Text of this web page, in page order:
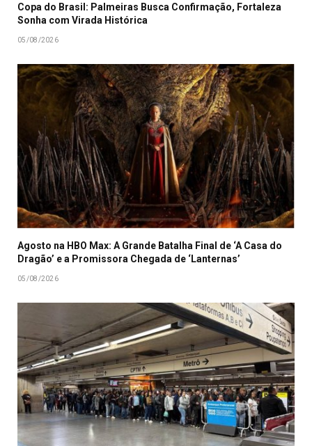
Copa do Brasil: Palmeiras Busca Confirmação, Fortaleza
Sonha com Virada Histórica
05/08/2026
Agosto na HBO Max: A Grande Batalha Final de ‘A Casa do
Dragão’ e a Promissora Chegada de ‘Lanternas’
05/08/2026